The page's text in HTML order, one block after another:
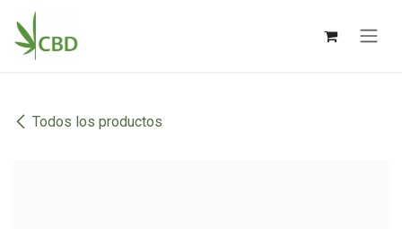
Ir al contenido
Todos los productos